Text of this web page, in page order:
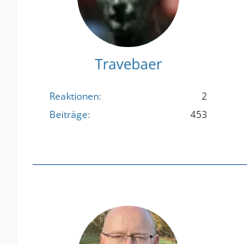
Travebaer
Reaktionen
2
Beiträge
453